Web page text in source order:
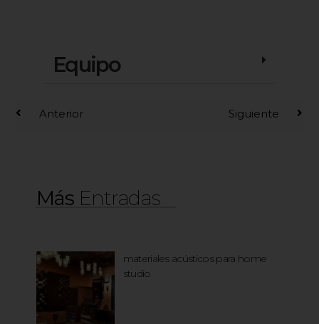
Equipo
Anterior Siguiente
Más Entradas
materiales acústicos para home
studio